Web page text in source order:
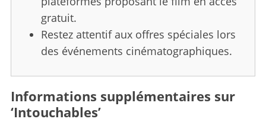
gratuit.
Restez attentif aux offres spéciales lors
des événements cinématographiques.
Informations supplémentaires sur
‘Intouchables’
: